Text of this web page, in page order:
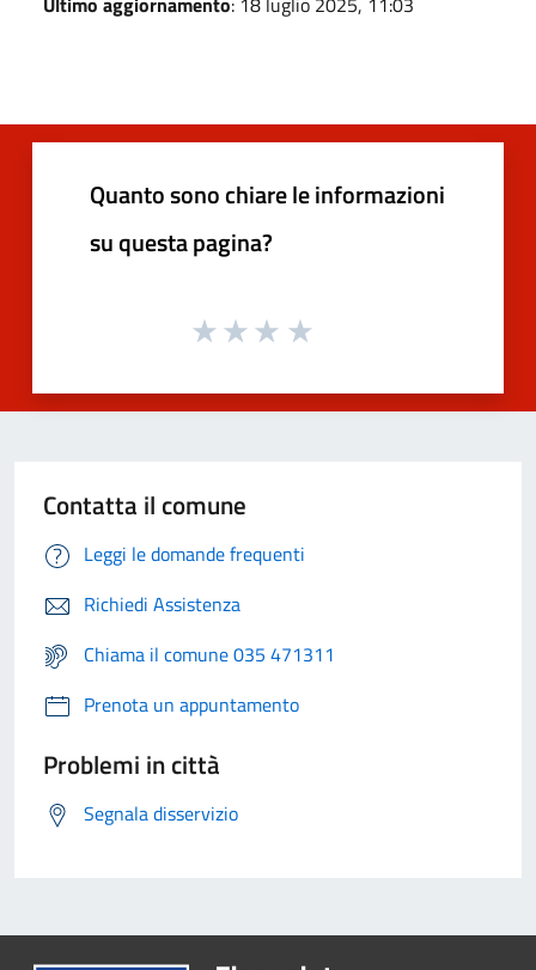
Quanto sono chiare le informazioni
su questa pagina?
Contatta il comune
Leggi le domande frequenti
Richiedi Assistenza
Chiama il comune 035 471311
Prenota un appuntamento
Problemi in città
Segnala disservizio